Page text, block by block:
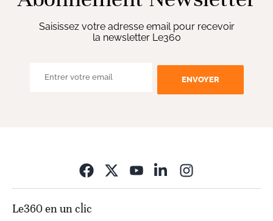
Saisissez votre adresse email pour recevoir
la newsletter Le360
ENVOYER
Le360 en un clic